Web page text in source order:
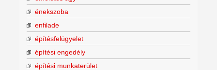
énekszoba
enfilade
építésfelügyelet
építési engedély
építési munkaterület